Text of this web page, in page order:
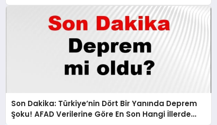
Son Dakika: Türkiye’nin Dört Bir Yanında Deprem
Şoku! AFAD Verilerine Göre En Son Hangi İllerde